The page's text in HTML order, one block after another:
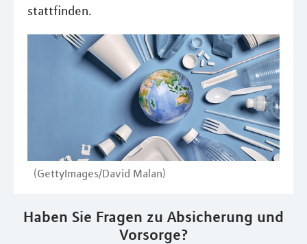
stattfinden.
(GettyImages/David Malan)
Haben Sie Fragen zu Absicherung und
Vorsorge?